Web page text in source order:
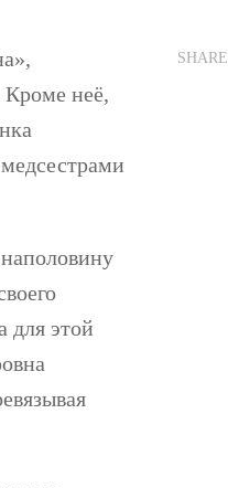
неё,
для этой
SHARE